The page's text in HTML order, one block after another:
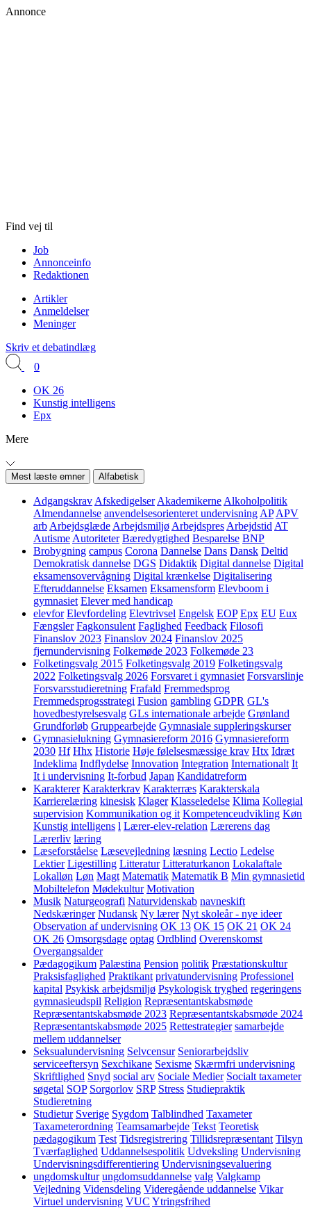
Annonce
Find vej til
Job
Annonceinfo
Redaktionen
Artikler
Anmeldelser
Meninger
Skriv et debatindlæg
0
OK 26
Kunstig intelligens
Epx
Mere
Mest læste emner Alfabetisk
Adgangskrav Afskedigelser Akademikerne Alkoholpolitik
Almendannelse anvendelsesorienteret undervisning AP APV
arb Arbejdsglæde Arbejdsmiljø Arbejdspres Arbejdstid AT
Autisme Autoriteter Bæredygtighed Besparelse BNP
Brobygning campus Corona Dannelse Dans Dansk Deltid
Demokratisk dannelse DGS Didaktik Digital dannelse Digital
eksamensovervågning Digital krænkelse Digitalisering
Efteruddannelse Eksamen Eksamensform Elevboom i
gymnasiet Elever med handicap
elevfor Elevfordeling Elevtrivsel Engelsk EOP Epx EU Eux
Fængsler Fagkonsulent Faglighed Feedback Filosofi
Finanslov 2023 Finanslov 2024 Finanslov 2025
fjernundervisning Folkemøde 2023 Folkemøde 23
Folketingsvalg 2015 Folketingsvalg 2019 Folketingsvalg
2022 Folketingsvalg 2026 Forsvaret i gymnasiet Forsvarslinje
Forsvarsstudieretning Frafald Fremmedsprog
Fremmedsprogsstrategi Fusion gambling GDPR GL's
hovedbestyrelsesvalg GLs internationale arbejde Grønland
Grundforløb Gruppearbejde Gymnasiale suppleringskurser
Gymnasielukning Gymnasiereform 2016 Gymnasiereform
2030 Hf Hhx Historie Høje følelsesmæssige krav Htx Idræt
Indeklima Indflydelse Innovation Integration Internationalt It
It i undervisning It-forbud Japan Kandidatreform
Karakterer Karakterkrav Karakterræs Karakterskala
Karrierelæring kinesisk Klager Klasseledelse Klima Kollegial
supervision Kommunikation og it Kompetenceudvikling Køn
Kunstig intelligens l Lærer-elev-relation Lærerens dag
Lærerliv læring
Læseforståelse Læsevejledning læsning Lectio Ledelse
Lektier Ligestilling Litteratur Litteraturkanon Lokalaftale
Lokalløn Løn Magt Matematik Matematik B Min gymnasietid
Mobiltelefon Mødekultur Motivation
Musik Naturgeografi Naturvidenskab navneskift
Nedskæringer Nudansk Ny lærer Nyt skoleår - nye ideer
Observation af undervisning OK 13 OK 15 OK 21 OK 24
OK 26 Omsorgsdage optag Ordblind Overenskomst
Overgangsalder
Pædagogikum Palæstina Pension politik Præstationskultur
Praksisfaglighed Praktikant privatundervisning Professionel
kapital Psykisk arbejdsmiljø Psykologisk tryghed regeringens
gymnasieudspil Religion Repræsentantskabsmøde
Repræsentantskabsmøde 2023 Repræsentantskabsmøde 2024
Repræsentantskabsmøde 2025 Rettestrategier samarbejde
mellem uddannelser
Seksualundervisning Selvcensur Seniorarbejdsliv
serviceeftersyn Sexchikane Sexisme Skærmfri undervisning
Skriftlighed Snyd social arv Sociale Medier Socialt taxameter
søgetal SOP Sorgorlov SRP Stress Studiepraktik
Studieretning
Studietur Sverige Sygdom Talblindhed Taxameter
Taxameterordning Teamsamarbejde Tekst Teoretisk
pædagogikum Test Tidsregistrering Tillidsrepræsentant Tilsyn
Tværfaglighed Uddannelsespolitik Udveksling Undervisning
Undervisningsdifferentiering Undervisningsevaluering
ungdomskultur ungdomsuddannelse valg Valgkamp
Vejledning Vidensdeling Videregående uddannelse Vikar
Virtuel undervisning VUC Ytringsfrihed